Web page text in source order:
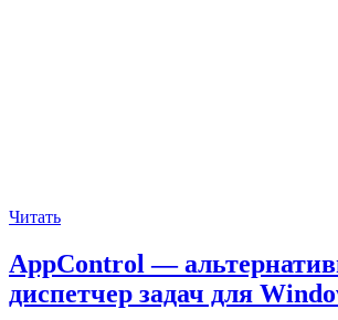
Читать
AppControl —
диспетчер задач для